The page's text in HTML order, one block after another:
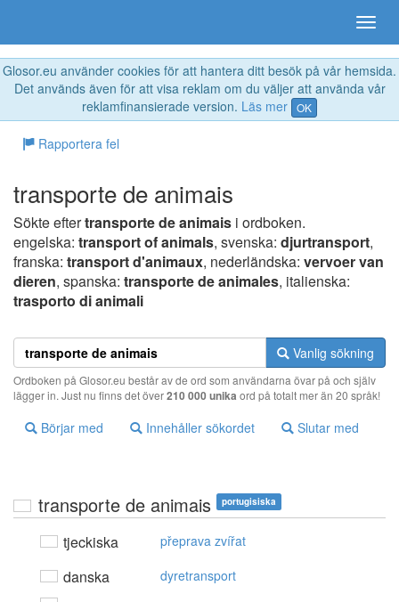
Glosor.eu använder cookies för att hantera ditt besök på vår hemsida.
Det används även för att visa reklam om du väljer att använda vår
reklamfinansierade version. Läs mer OK
Rapportera fel
transporte de animais
Sökte eftertransporte de animais i ordboken.
engelska: transport of animals, svenska: djurtransport,
franska: transport d'animaux, nederländska: vervoer van
dieren, spanska: transporte de animales, italienska:
trasporto di animali
Vanlig sökning
Ordboken på Glosor.eu består av de ord som användarna övar på och själv
lägger in. Just nu finns det över210 000 unika ord på totalt mer än 20 språk!
Börjar med Innehåller sökordet Slutar med
transporte de animais portugisiska
tjeckiska přeprava zvířat
danska dyretransport